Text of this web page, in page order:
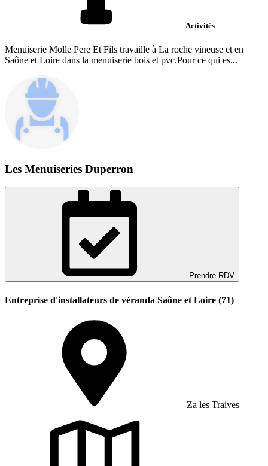
Activités
Menuiserie Molle Pere Et Fils travaille à La roche vineuse et en
Saône et Loire dans la menuiserie bois et pvc.Pour ce qui es...
Les Menuiseries Duperron
Prendre RDV
Entreprise d'installateurs de véranda Saône et Loire (71)
Za les Traives